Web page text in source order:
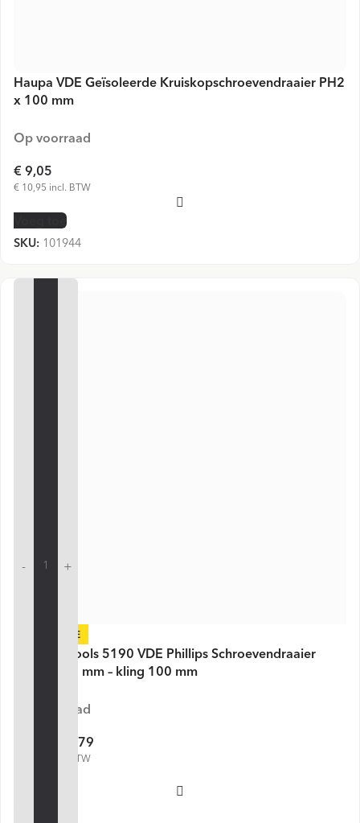
Haupa VDE Geïsoleerde Kruiskopschroevendraaier PH2
x 100 mm
Op voorraad
€ 9,05
€ 10,95 incl. BTW
Voeg toe
SKU: 101944
PB Swiss Tools 5190 VDE Phillips Schroevendraaier
PH2 × 200 mm – kling 100 mm
Op voorraad
€ 9,79
€ 11,85 incl. BTW
- +